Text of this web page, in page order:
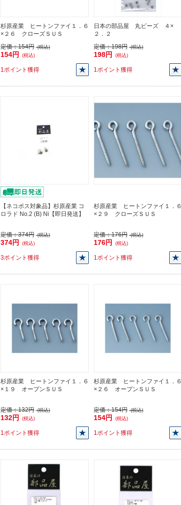
杉原産業 ヒートンファイ１．６
×２６ クローズＳＵＳ
定価：154円 (税込)
154円 (税込)
1ポイント獲得
日本の部品屋 丸ビーズ ４×
２．２
定価：198円 (税込)
198円 (税込)
1ポイント獲得
【ネコポス対象品】杉原産業 コ
ロラド No.2 (B) Ni【即日発送】
定価：374円 (税込)
374円 (税込)
3ポイント獲得
杉原産業 ヒートンファイ１．６
×２９ クローズＳＵＳ
定価：176円 (税込)
176円 (税込)
1ポイント獲得
杉原産業 ヒートンファイ１．６
×１９ オープンＳＵＳ
定価：132円 (税込)
132円 (税込)
1ポイント獲得
杉原産業 ヒートンファイ１．６
×２６ オープンＳＵＳ
定価：154円 (税込)
154円 (税込)
1ポイント獲得